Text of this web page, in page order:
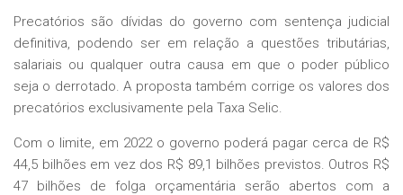
Precatórios são dívidas do governo com sentença judicial
definitiva, podendo ser em relação a questões tributárias,
salariais ou qualquer outra causa em que o poder público
seja o derrotado. A proposta também corrige os valores dos
precatórios exclusivamente pela Taxa Selic.
Com o limite, em 2022 o governo poderá pagar cerca de R$
44,5 bilhões em vez dos R$ 89,1 bilhões previstos. Outros R$
47 bilhões de folga orçamentária serão abertos com a